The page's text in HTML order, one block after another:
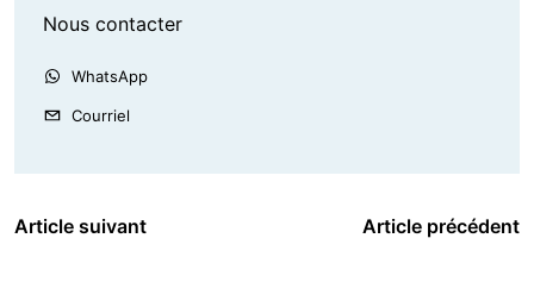
Nous contacter
WhatsApp
Courriel
Article suivant Article précédent